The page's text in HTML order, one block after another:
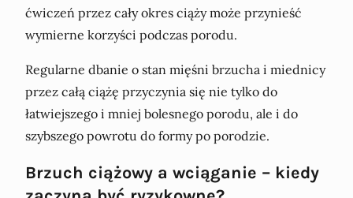
ćwiczeń przez cały okres ciąży może przynieść
wymierne korzyści podczas porodu.
Regularne dbanie o stan mięśni brzucha i miednicy
przez całą ciążę przyczynia się nie tylko do
łatwiejszego i mniej bolesnego porodu, ale i do
szybszego powrotu do formy po porodzie.
Brzuch ciążowy a wciąganie – kiedy